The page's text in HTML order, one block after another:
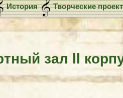
История Творческие
зал II